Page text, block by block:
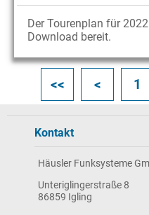
Der Tourenplan für
Download bereit.
<< < 1
Kontakt
Häusler Funksysteme
Unteriglingerstraße 8
86859 Igling